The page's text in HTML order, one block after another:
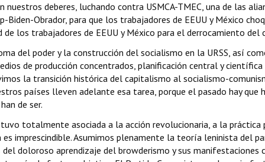
nuestros deberes, luchando contra USMCA-TMEC, una de las
Obrador, para que los trabajadores de EEUU y México
los trabajadores de EEUU y México para el derrocamiento
del poder y la construcción del socialismo en la URSS, así
de producción concentrados, planificación central y
la transición histórica del capitalismo al socialismo-
países lleven adelante esa tarea, porque el pasado hay que
de ser.
totalmente asociada a la acción revolucionaria, a la
imprescindible. Asumimos plenamente la teoría leninista del
doloroso aprendizaje del browderismo y sus manifestaciones